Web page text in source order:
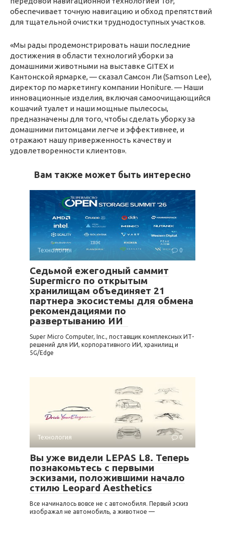
обеспечивает точную навигацию и обход препятствий
для тщательной очистки труднодоступных участков.
«Мы рады продемонстрировать наши последние
достижения в области технологий уборки за
домашними животными на выставке GITEX и
Кантонской ярмарке, — сказал Самсон Ли (Samson Lee),
директор по маркетингу компании Honiture. — Наши
инновационные изделия, включая самоочищающийся
кошачий туалет и наши мощные пылесосы,
предназначены для того, чтобы сделать уборку за
домашними питомцами легче и эффективнее, и
отражают нашу приверженность качеству и
удовлетворенности клиентов».
Вам также может быть интересно
Технология 0
Седьмой ежегодный саммит
Supermicro по открытым
хранилищам объединяет 21
партнера экосистемы для обмена
рекомендациями по
развертыванию ИИ
Super Micro Computer, Inc., поставщик комплексных ИТ-
решений для ИИ, корпоративного ИИ, хранилищ и
5G/Edge
Технология 0
Вы уже видели LEPAS L8. Теперь
познакомьтесь с первыми
эскизами, положившими начало
стилю Leopard Aesthetics
Все начиналось вовсе не с автомобиля. Первый эскиз
изображал не автомобиль, а животное —